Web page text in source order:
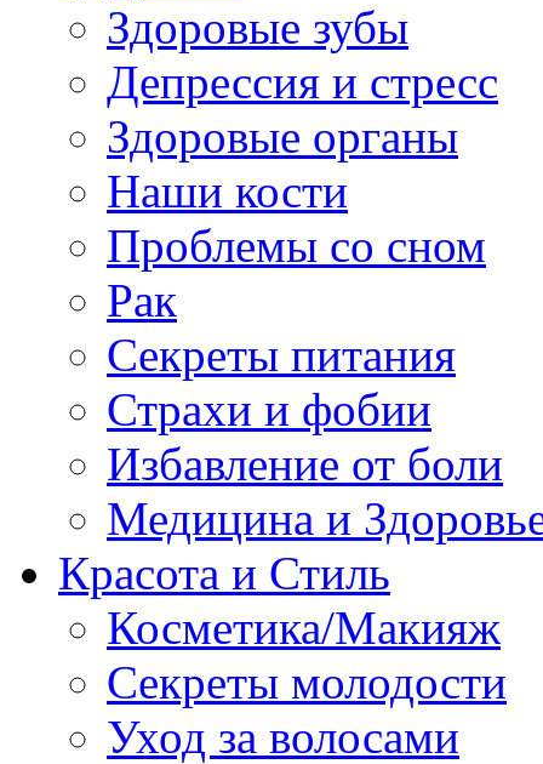
Здоровые зубы
Депрессия и стресс
Здоровые органы
Наши кости
Проблемы со сном
Рак
Секреты питания
Страхи и фобии
Избавление от боли
Медицина и
Красота и Стиль
Косметика/Макияж
Секреты молодости
Уход за волосами